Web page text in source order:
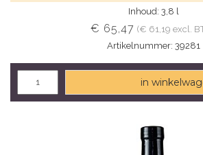
Inhoud: 3,8 l
€ 65,47 (€ 61,19 excl.
Artikelnummer: 39281
in